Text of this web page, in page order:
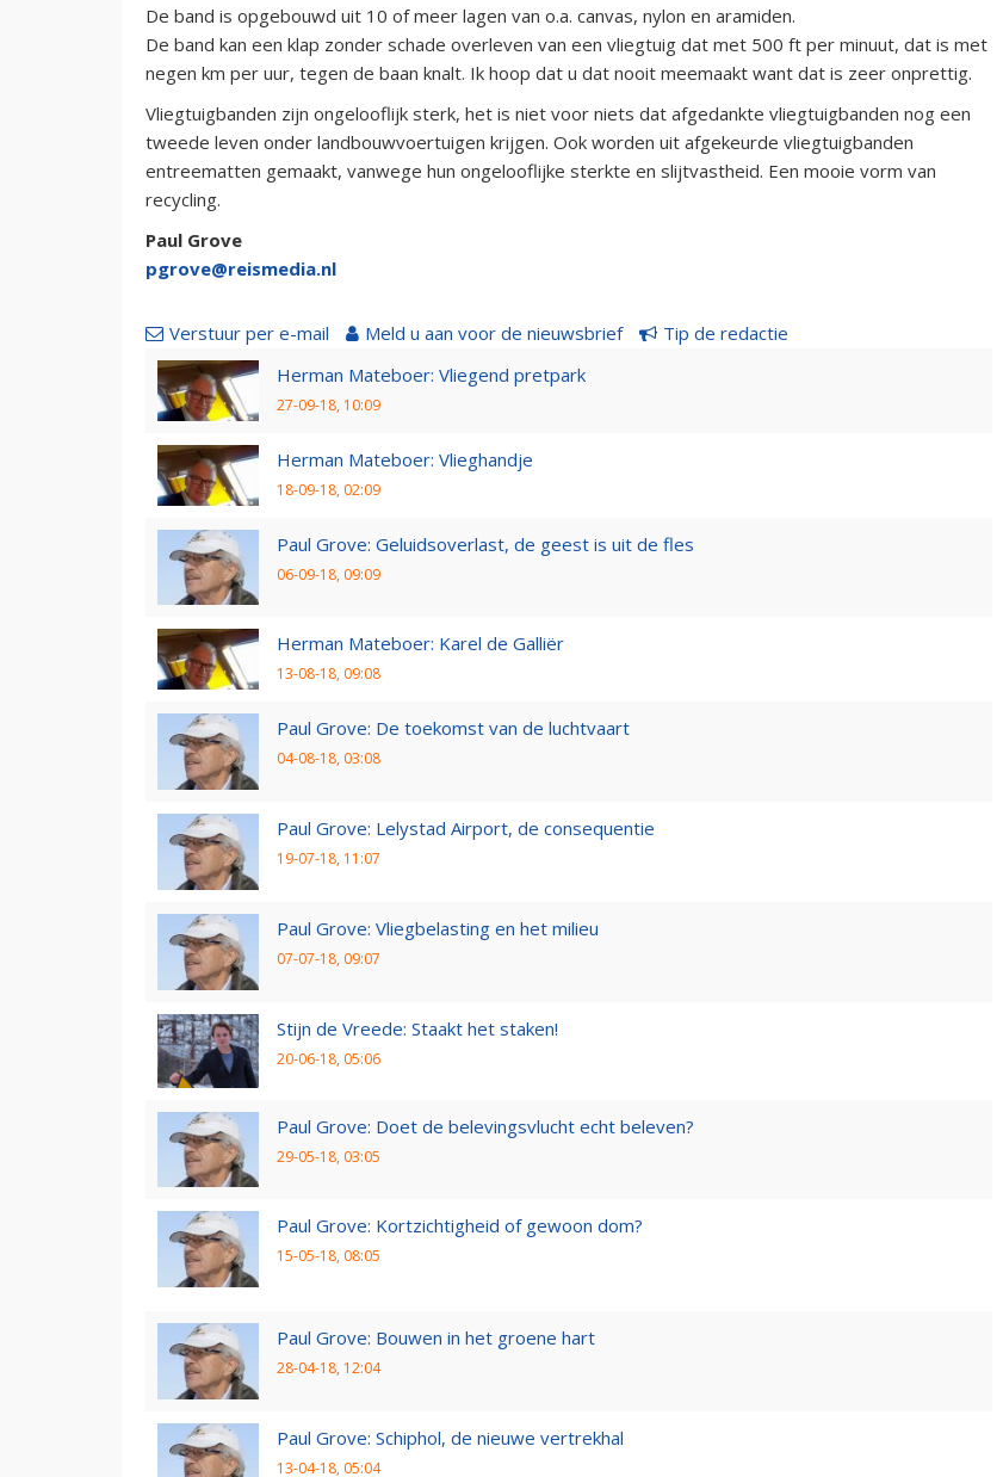
De band is opgebouwd uit 10 of meer lagen van o.a. canvas, nylon en aramiden.
De band kan een klap zonder schade overleven van een vliegtuig dat met 500 ft per minuut, dat is met
negen km per uur, tegen de baan knalt. Ik hoop dat u dat nooit meemaakt want dat is zeer onprettig.
Vliegtuigbanden zijn ongelooflijk sterk, het is niet voor niets dat afgedankte vliegtuigbanden nog een
tweede leven onder landbouwvoertuigen krijgen. Ook worden uit afgekeurde vliegtuigbanden
entreematten gemaakt, vanwege hun ongelooflijke sterkte en slijtvastheid. Een mooie vorm van
recycling.
Paul Grove
pgrove@reismedia.nl
Verstuur per e-mail Meld u aan voor de nieuwsbrief
Tip de redactie
Herman Mateboer: Vliegend pretpark
27-09-18, 10:09
Herman Mateboer: Vlieghandje
18-09-18, 02:09
Paul Grove: Geluidsoverlast, de geest is uit de fles
06-09-18, 09:09
Herman Mateboer: Karel de Galliër
13-08-18, 09:08
Paul Grove: De toekomst van de luchtvaart
04-08-18, 03:08
Paul Grove: Lelystad Airport, de consequentie
19-07-18, 11:07
Paul Grove: Vliegbelasting en het milieu
07-07-18, 09:07
Stijn de Vreede: Staakt het staken!
20-06-18, 05:06
Paul Grove: Doet de belevingsvlucht echt beleven?
29-05-18, 03:05
Paul Grove: Kortzichtigheid of gewoon dom?
15-05-18, 08:05
Paul Grove: Bouwen in het groene hart
28-04-18, 12:04
Paul Grove: Schiphol, de nieuwe vertrekhal
13-04-18, 05:04